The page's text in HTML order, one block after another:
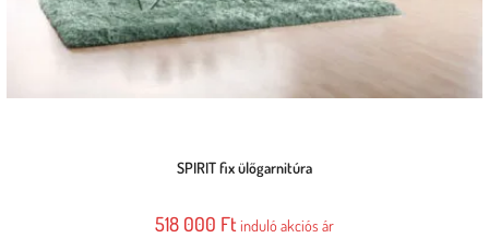
SPIRIT fix ülőgarnitúra
518 000 Ft induló akciós ár